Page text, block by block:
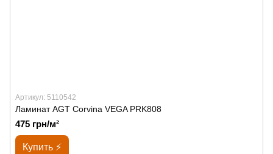
Артикул: 5110542
Ламинат AGT Corvina VEGA PRK808
475 грн/м²
Купить ⚡